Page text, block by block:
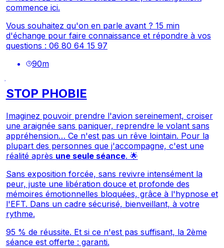
commence ici.
Vous souhaitez qu'on en parle avant ? 15 min
d'échange pour faire connaissance et répondre à vos
questions : 06 80 64 15 97
90m
STOP PHOBIE
Imaginez pouvoir prendre l'avion sereinement, croiser
une araignée sans paniquer, reprendre le volant sans
appréhension… Ce n'est pas un rêve lointain. Pour la
plupart des personnes que j'accompagne, c'est une
réalité après une seule séance. 🌟
Sans exposition forcée, sans revivre intensément la
peur, juste une libération douce et profonde des
mémoires émotionnelles bloquées, grâce à l'hypnose et
l'EFT. Dans un cadre sécurisé, bienveillant, à votre
rythme.
95 % de réussite. Et si ce n'est pas suffisant, la 2ème
séance est offerte : garanti.